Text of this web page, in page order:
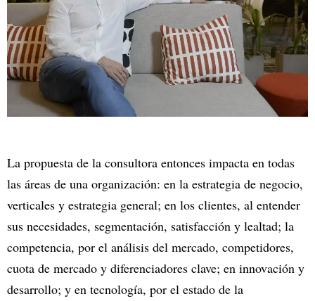
La propuesta de la consultora entonces impacta en todas
las áreas de una organización: en la estrategia de negocio,
verticales y estrategia general; en los clientes, al entender
sus necesidades, segmentación, satisfacción y lealtad; la
competencia, por el análisis del mercado, competidores,
cuota de mercado y diferenciadores clave; en innovación y
desarrollo; y en tecnología, por el estado de la